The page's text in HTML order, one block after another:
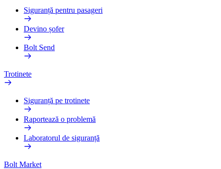
Siguranță pentru pasageri
Devino șofer
Bolt Send
Trotinete
Siguranță pe trotinete
Raportează o problemă
Laboratorul de siguranță
Bolt Market